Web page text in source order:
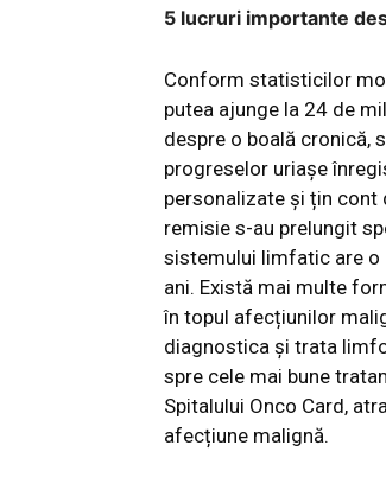
5 lucruri importante
Conform statisticilor
putea ajunge la 24 de
despre o boală cronică,
progreselor uriașe
personalizate și țin cont
remisie s-au prelungit
sistemului limfatic are o
ani. Există mai multe
în topul afecțiunilor
diagnostica și trata
spre cele mai bune
Spitalului Onco Card,
afecțiune malignă.